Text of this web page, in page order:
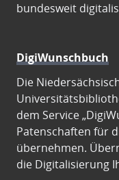
bundesweit
DigiWunschbuch
Die
dem Service
Patenschaften für
übernehmen.
die Digitalisierung